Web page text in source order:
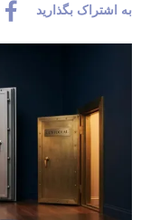
به اشتراک بگذارید